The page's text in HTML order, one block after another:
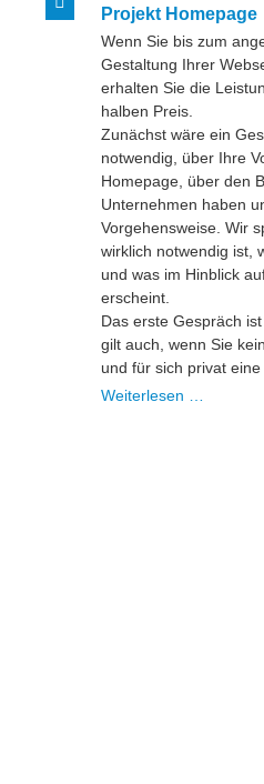
Projekt Homepage
Wenn Sie bis zum
Gestaltung Ihrer
erhalten Sie die
halben Preis.
Zunächst wäre ein
notwendig, über Ihre
Homepage, über den
Unternehmen haben
Vorgehensweise. Wir
wirklich notwendig ist,
und was im Hinblick
erscheint.
Das erste Gespräch
gilt auch, wenn Sie
und für sich privat
Weiterlesen …